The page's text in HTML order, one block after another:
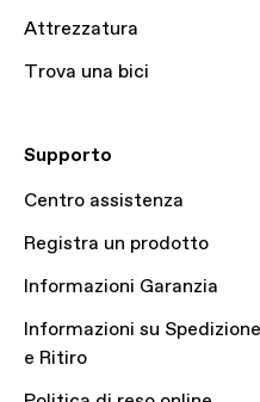
Attrezzatura
Trova una bici
Supporto
Centro assistenza
Registra un prodotto
Informazioni Garanzia
Informazioni su Spedizione
e Ritiro